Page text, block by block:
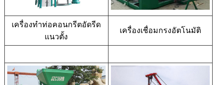
เครื่องทำท่อคอนกรีตอัดรีด
แนวตั้ง
เครื่องเชื่อมกรงอัตโนมัติ